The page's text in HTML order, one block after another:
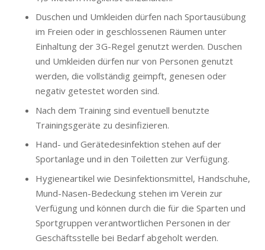
Duschen und Umkleiden dürfen nach Sportausübung
im Freien oder in geschlossenen Räumen unter
Einhaltung der 3G-Regel genutzt werden. Duschen
und Umkleiden dürfen nur von Personen genutzt
werden, die vollständig geimpft, genesen oder
negativ getestet worden sind.
Nach dem Training sind eventuell benutzte
Trainingsgeräte zu desinfizieren.
Hand- und Gerätedesinfektion stehen auf der
Sportanlage und in den Toiletten zur Verfügung.
Hygieneartikel wie Desinfektionsmittel, Handschuhe,
Mund-Nasen-Bedeckung stehen im Verein zur
Verfügung und können durch die für die Sparten und
Sportgruppen verantwortlichen Personen in der
Geschäftsstelle bei Bedarf abgeholt werden.